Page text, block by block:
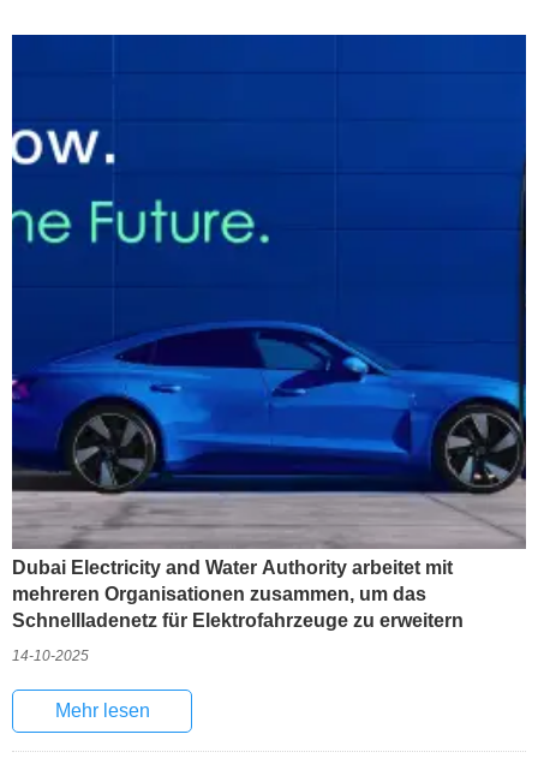
Dubai Electricity and Water Authority arbeitet mit
mehreren Organisationen zusammen, um das
Schnellladenetz für Elektrofahrzeuge zu erweitern
14-10-2025
Mehr lesen